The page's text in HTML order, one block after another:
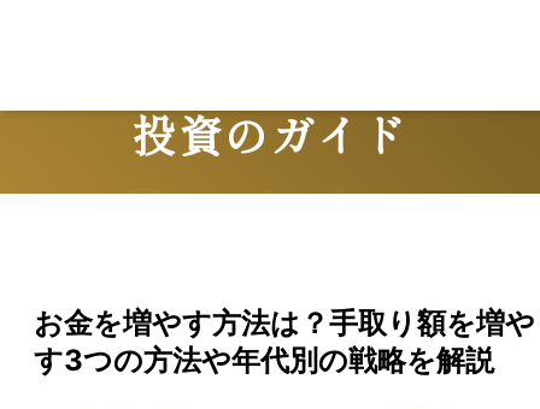
投資のガイド
Guide
お金を増やす方法は？手取り額を増や
す3つの方法や年代別の戦略を解説